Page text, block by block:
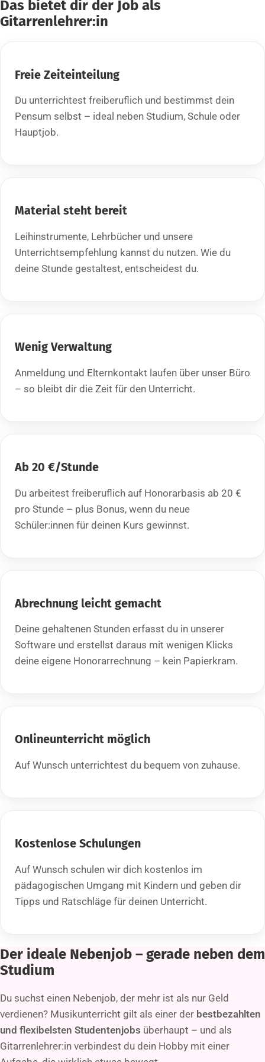
Das bietet dir der Job als
Gitarrenlehrer:in
Freie Zeiteinteilung
Du unterrichtest freiberuflich und bestimmst dein
Pensum selbst – ideal neben Studium, Schule oder
Hauptjob.
Material steht bereit
Leihinstrumente, Lehrbücher und unsere
Unterrichtsempfehlung kannst du nutzen. Wie du
deine Stunde gestaltest, entscheidest du.
Wenig Verwaltung
Anmeldung und Elternkontakt laufen über unser Büro
– so bleibt dir die Zeit für den Unterricht.
Ab 20 €/Stunde
Du arbeitest freiberuflich auf Honorarbasis ab 20 €
pro Stunde – plus Bonus, wenn du neue
Schüler:innen für deinen Kurs gewinnst.
Abrechnung leicht gemacht
Deine gehaltenen Stunden erfasst du in unserer
Software und erstellst daraus mit wenigen Klicks
deine eigene Honorarrechnung – kein Papierkram.
Onlineunterricht möglich
Auf Wunsch unterrichtest du bequem von zuhause.
Kostenlose Schulungen
Auf Wunsch schulen wir dich kostenlos im
pädagogischen Umgang mit Kindern und geben dir
Tipps und Ratschläge für deinen Unterricht.
Der ideale Nebenjob – gerade neben dem
Studium
Du suchst einen Nebenjob, der mehr ist als nur Geld
verdienen? Musikunterricht gilt als einer der bestbezahlten
und flexibelsten Studentenjobs überhaupt – und als
Gitarrenlehrer:in verbindest du dein Hobby mit einer